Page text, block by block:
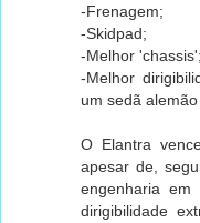
-Frenagem;
-Skidpad;
-Melhor 'chassis';
-Melhor
um sedã
O Elantra
apesar de,
engenharia em
dirigibilidade